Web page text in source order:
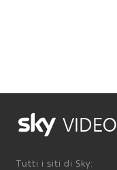
VIDEO
Tutti i siti di Sky: